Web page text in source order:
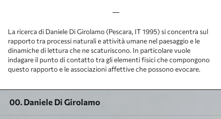
00. Daniele Di Girolamo
La ricerca di Daniele Di Girolamo (Pescara, IT 1995) si concentra sul
rapporto tra processi naturali e attività umane nel paesaggio e le
dinamiche di lettura che ne scaturiscono. In particolare vuole
indagare il punto di contatto tra gli elementi fisici che compongono
questo rapporto e le associazioni affettive che possono evocare.